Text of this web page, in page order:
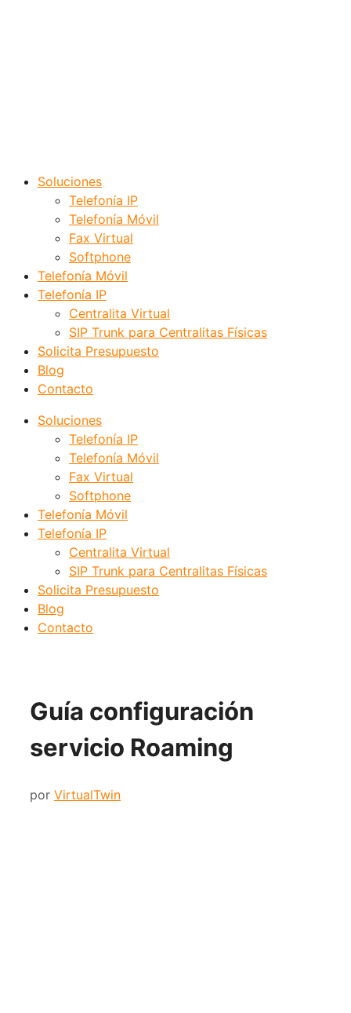
Soluciones
Telefonía IP
Telefonía Móvil
Fax Virtual
Softphone
Telefonía Móvil
Telefonía IP
Centralita Virtual
SIP Trunk para Centralitas Físicas
Solicita Presupuesto
Blog
Contacto
Soluciones
Telefonía IP
Telefonía Móvil
Fax Virtual
Softphone
Telefonía Móvil
Telefonía IP
Centralita Virtual
SIP Trunk para Centralitas Físicas
Solicita Presupuesto
Blog
Contacto
Guía configuración
servicio Roaming
por VirtualTwin